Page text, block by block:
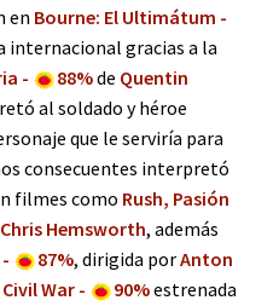
en Bourne: El Ultimátum -
internacional gracias a la
- 88%de Quentin
al soldado y héroe
que le serviría para
consecuentes interpretó
filmes como Rush, Pasión
Chris Hemsworth, además
87%, dirigida porAnton
War - 90%estrenada